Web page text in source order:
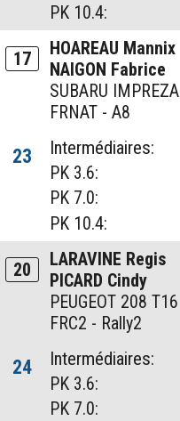
PK 10.4:
17
HOAREAU Mannix
NAIGON Fabrice
SUBARU IMPREZA
FRNAT - A8
23
Intermédiaires:
PK 3.6:
PK 7.0:
PK 10.4:
20
LARAVINE Regis
PICARD Cindy
PEUGEOT 208 T16
FRC2 - Rally2
24
Intermédiaires:
PK 3.6:
PK 7.0: